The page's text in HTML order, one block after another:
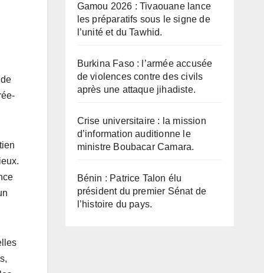
Gamou 2026 : Tivaouane lance
les préparatifs sous le signe de
l’unité et du Tawhid.
Burkina Faso : l’armée accusée
de violences contre des civils
après une attaque jihadiste.
Crise universitaire : la mission
d’information auditionne le
ministre Boubacar Camara.
Bénin : Patrice Talon élu
président du premier Sénat de
l’histoire du pays.